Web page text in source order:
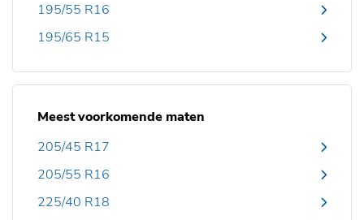
195/55 R16
195/65 R15
Meest voorkomende maten
205/45 R17
205/55 R16
225/40 R18